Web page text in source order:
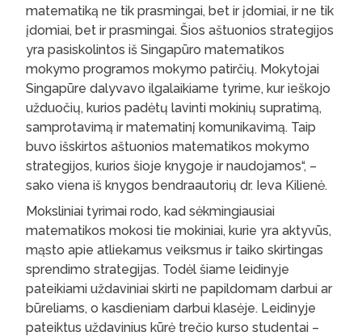
matematiką ne tik prasmingai, bet ir įdomiai, ir ne tik
įdomiai, bet ir prasmingai. Šios aštuonios strategijos
yra pasiskolintos iš Singapūro matematikos
mokymo programos mokymo patirčių. Mokytojai
Singapūre dalyvavo ilgalaikiame tyrime, kur ieškojo
užduočių, kurios padėtų lavinti mokinių supratimą,
samprotavimą ir matematinį komunikavimą. Taip
buvo išskirtos aštuonios matematikos mokymo
strategijos, kurios šioje knygoje ir naudojamos“, –
sako viena iš knygos bendraautorių dr. Ieva Kilienė.
Moksliniai tyrimai rodo, kad sėkmingiausiai
matematikos mokosi tie mokiniai, kurie yra aktyvūs,
mąsto apie atliekamus veiksmus ir taiko skirtingas
sprendimo strategijas. Todėl šiame leidinyje
pateikiami uždaviniai skirti ne papildomam darbui ar
būreliams, o kasdieniam darbui klasėje. Leidinyje
pateiktus uždavinius kūrė trečio kurso studentai –